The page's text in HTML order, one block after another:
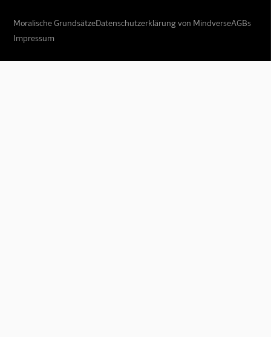
Moralische GrundsätzeDatenschutzerklärung von MindverseAGBs
Impressum